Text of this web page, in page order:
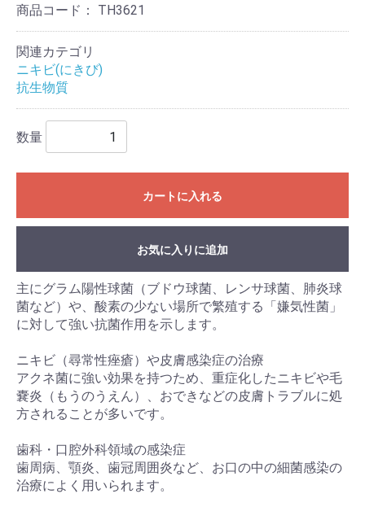
商品コード： TH3621
関連カテゴリ
ニキビ(にきび)
抗生物質
数量
カートに入れる
お気に入りに追加
主にグラム陽性球菌（ブドウ球菌、レンサ球菌、肺炎球
菌など）や、酸素の少ない場所で繁殖する「嫌気性菌」
に対して強い抗菌作用を示します。
ニキビ（尋常性痤瘡）や皮膚感染症の治療
アクネ菌に強い効果を持つため、重症化したニキビや毛
嚢炎（もうのうえん）、おできなどの皮膚トラブルに処
方されることが多いです。
歯科・口腔外科領域の感染症
歯周病、顎炎、歯冠周囲炎など、お口の中の細菌感染の
治療によく用いられます。